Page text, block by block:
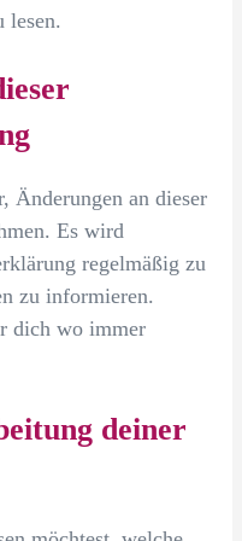
lesen.
Änderungen an dieser
Es wird
regelmäßig zu
zu informieren.
dich wo immer
deiner